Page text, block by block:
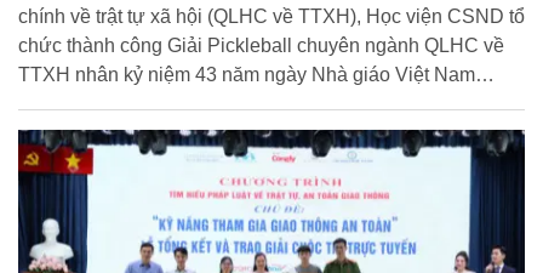
chính về trật tự xã hội (QLHC về TTXH), Học viện CSND tổ
chức thành công Giải Pickleball chuyên ngành QLHC về
TTXH nhân kỷ niệm 43 năm ngày Nhà giáo Việt Nam